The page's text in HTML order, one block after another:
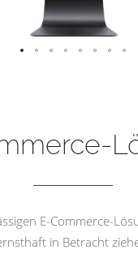
E-Commerce-
in Betracht